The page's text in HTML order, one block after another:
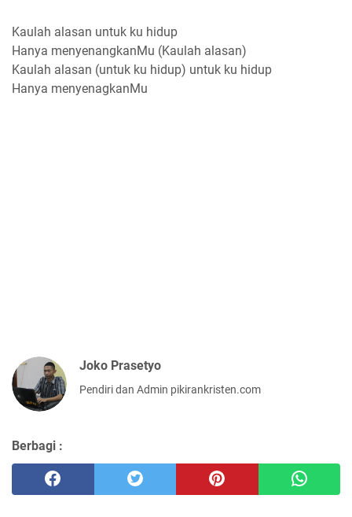
Kaulah alasan untuk ku hidup
Hanya menyenangkanMu (Kaulah alasan)
Kaulah alasan (untuk ku hidup) untuk ku hidup
Hanya menyenagkanMu
Joko Prasetyo
Pendiri dan Admin pikirankristen.com
Berbagi :